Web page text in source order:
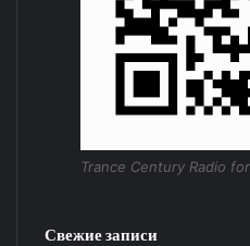
Trance Century Radio
Свежие записи